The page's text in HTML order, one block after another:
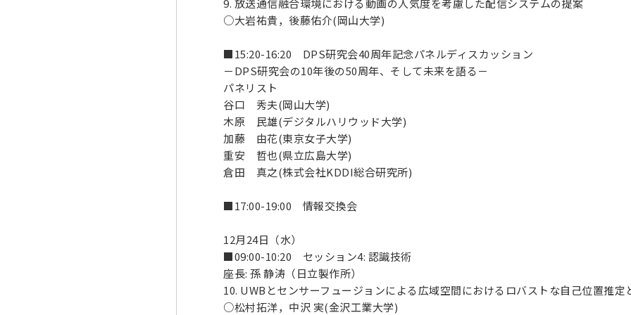
9. 放送通信融合環境における動画の人気度を考慮した配信システムの提案
○大岩祐貴，後藤佑介(岡山大学)
■15:20-16:20 DPS研究会40周年記念パネルディスカッション
－DPS研究会の10年後の50周年、そして未来を語る－
パネリスト
谷口 秀夫(岡山大学)
木原 民雄(デジタルハリウッド大学)
加藤 由花(東京女子大学)
重安 哲也(県立広島大学)
倉田 真之(株式会社KDDI総合研究所)
■17:00-19:00 情報交換会
12月24日（水）
■09:00-10:20 セッション4: 認識技術
座長: 孫 静涛（日立製作所）
10. UWBとセンサーフュージョンによる広域空間におけるロバストな自己位置推定
○松村拓洋，中沢 実(金沢工業大学)